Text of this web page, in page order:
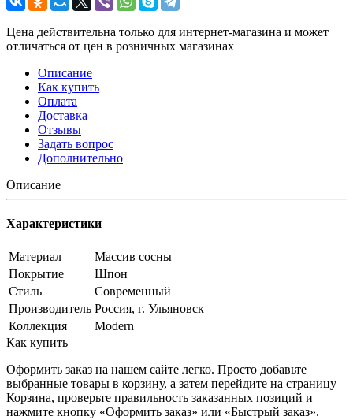
Цена действительна только для интернет-магазина и может
отличаться от цен в розничных магазинах
Описание
Как купить
Оплата
Доставка
Отзывы
Задать вопрос
Дополнительно
Описание
Характеристики
Материал
Массив сосны
Покрытие
Шпон
Стиль
Современный
Производитель Россия, г. Ульяновск
Коллекция
Modern
Как купить
Оформить заказ на нашем сайте легко. Просто добавьте
выбранные товары в корзину, а затем перейдите на страницу
Корзина, проверьте правильность заказанных позиций и
нажмите кнопку «Оформить заказ» или «Быстрый заказ».